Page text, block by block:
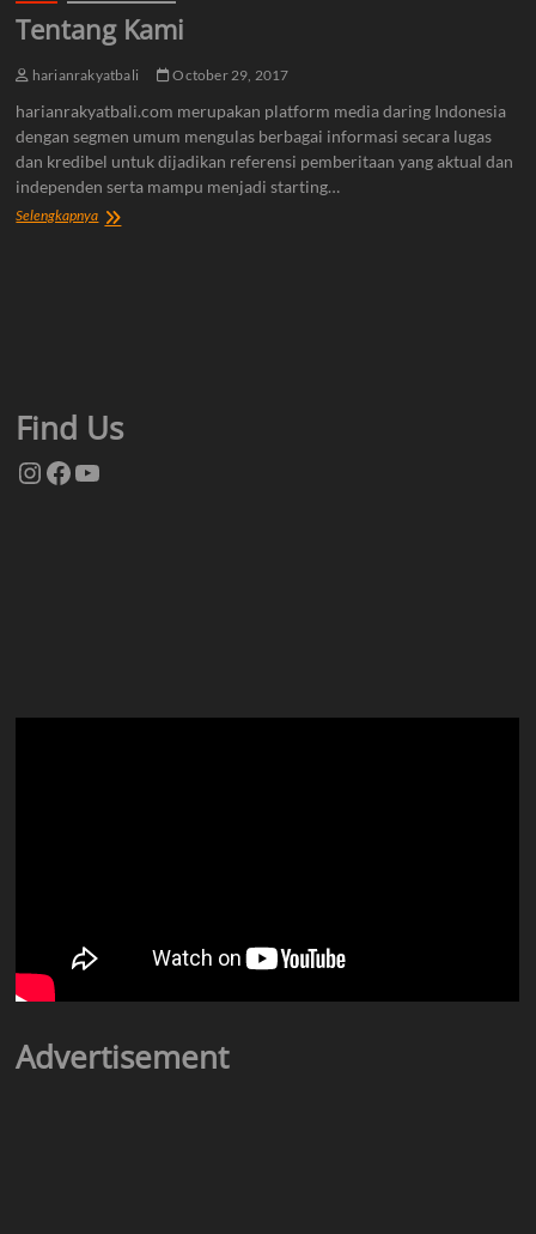
Tentang Kami
harianrakyatbali October 29, 2017
harianrakyatbali.com merupakan platform media daring Indonesia
dengan segmen umum mengulas berbagai informasi secara lugas
dan kredibel untuk dijadikan referensi pemberitaan yang aktual dan
independen serta mampu menjadi starting…
SelengkapnyaTentang
Find Us
Instagram
Facebook
YouTube
Advertisement